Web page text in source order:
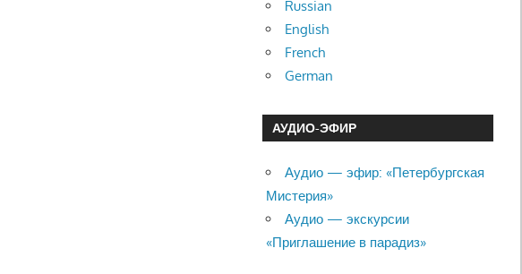
Russian
English
French
German
АУДИО-ЭФИР
Аудио — эфир: «Петербургская
Мистерия»
Аудио — экскурсии
«Приглашение в парадиз»